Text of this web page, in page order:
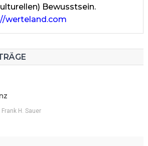
Bewusstsein.
werteland.com
Frank H. Sauer